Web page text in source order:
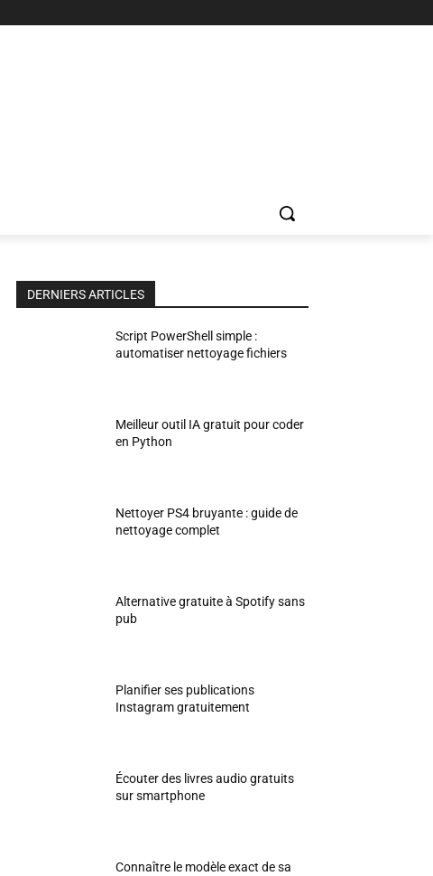
DERNIERS ARTICLES
Script PowerShell simple :
automatiser nettoyage fichiers
Meilleur outil IA gratuit pour coder
en Python
Nettoyer PS4 bruyante : guide de
nettoyage complet
Alternative gratuite à Spotify sans
pub
Planifier ses publications
Instagram gratuitement
Écouter des livres audio gratuits
sur smartphone
Connaître le modèle exact de sa